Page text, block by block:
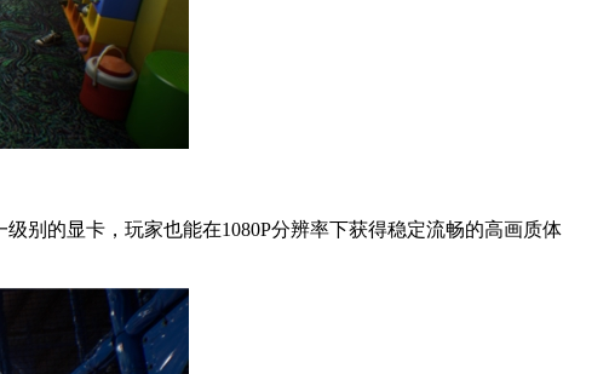
别的显卡，玩家也能在1080P分辨率下获得稳定流畅的高画质体